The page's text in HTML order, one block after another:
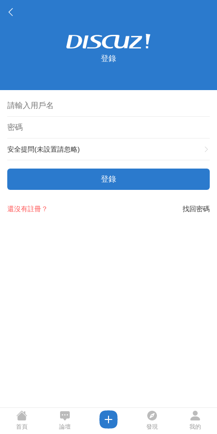
登錄
安全提問(未設置請忽略)
登錄
找回密碼
還沒有註冊？
首頁 論壇 發現 我的